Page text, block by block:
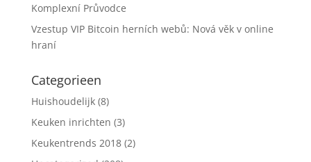
Komplexní Průvodce
Vzestup VIP Bitcoin herních webů: Nová věk v online
hraní
Categorieen
Huishoudelijk(8)
Keuken inrichten (3)
Keukentrends 2018(2)